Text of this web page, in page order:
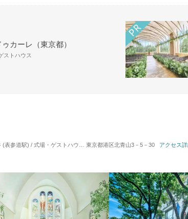
カーレ（東京都）
ストハウス
表参道駅) / 式場・ゲストハウス 対応人数: 着席：10名 ～ 250名 挙式ス
東京都港区北青山3－5－30 アクセス